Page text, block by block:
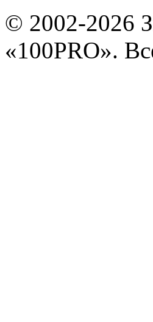
© 2002-2026
«100PRO».